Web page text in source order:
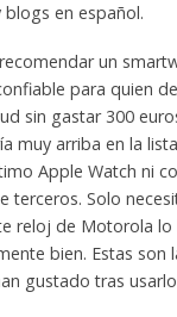
en español.
un
para quien
sin gastar 300
muy arriba en la
Apple Watch ni
terceros. Solo
reloj de Motorola lo
bien. Estas son
gustado tras